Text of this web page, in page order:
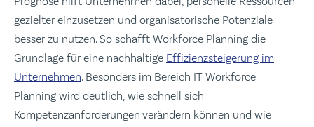
gezielter einzusetzen und organisatorische Potenziale
besser zu nutzen. So schafft Workforce Planning die
Grundlage für eine nachhaltige Effizienzsteigerung im
Unternehmen. Besonders im Bereich IT Workforce
Planning wird deutlich, wie schnell sich
Kompetenzanforderungen verändern können und wie